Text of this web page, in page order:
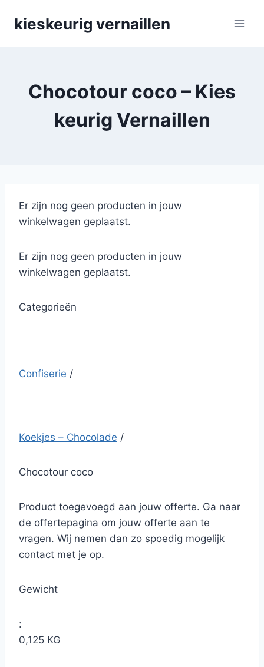
kieskeurig vernaillen
Chocotour coco – Kies
keurig Vernaillen
Er zijn nog geen producten in jouw
winkelwagen geplaatst.
Er zijn nog geen producten in jouw
winkelwagen geplaatst.
Categorieën
Confiserie /
Koekjes – Chocolade /
Chocotour coco
Product toegevoegd aan jouw offerte. Ga naar
de offertepagina om jouw offerte aan te
vragen. Wij nemen dan zo spoedig mogelijk
contact met je op.
Gewicht
:
0,125 KG